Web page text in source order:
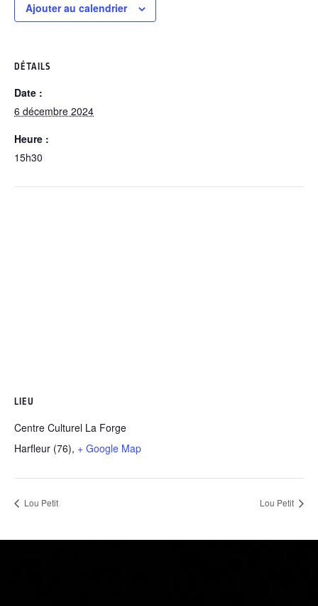
Ajouter au calendrier
DÉTAILS
Date :
6 décembre 2024
Heure :
15h30
LIEU
Centre Culturel La Forge
Harfleur (76), + Google Map
Lou Petit Lou Petit